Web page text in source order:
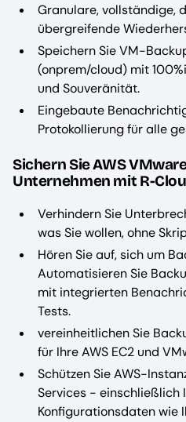
Granulare, vollständige,
übergreifende
Speichern Sie VM-
(onprem/cloud) mit
und Souveränität.
Eingebaute
Protokollierung für alle
Sichern Sie AWS
Unternehmen mit R-
Verhindern Sie
was Sie wollen, ohne
Hören Sie auf, sich um
Automatisieren Sie
mit integrierten
Tests.
vereinheitlichen Sie
für Ihre AWS EC2 und
Schützen Sie AWS-
Services - einschließlich
Konfigurationsdaten wie